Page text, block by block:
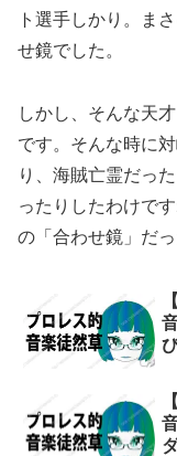
ト選手しかり。ま
せ鏡でした。
しかし、そんな天
です。そんな時に
り、海賊亡霊だっ
ったりしたわけで
の「合わせ鏡」だっ